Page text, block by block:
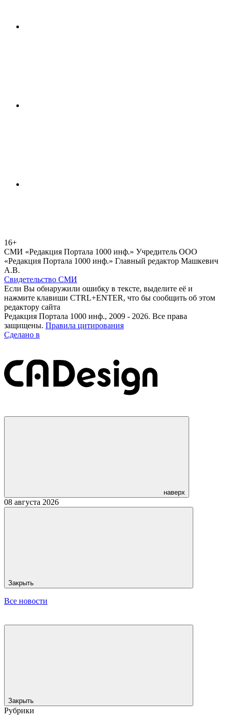
16+
СМИ «Редакция Портала 1000 инф.» Учредитель ООО
«Редакция Портала 1000 инф.» Главный редактор Машкевич
А.В.
Свидетельство СМИ
Если Вы обнаружили ошибку в тексте, выделите её и
нажмите клавиши CTRL+ENTER, что бы сообщить об этом
редактору сайта
Редакция Портала 1000 инф., 2009 - 2026. Все права
защищены. Правила цитирования
Сделано в
наверх
08 августа 2026
Закрыть
Все новости
Закрыть
Рубрики